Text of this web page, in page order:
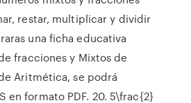
restar, multiplicar y dividir
una ficha educativa
fracciones y Mixtos de
Aritmética, se podrá
en formato PDF. 20. 5\frac{2}